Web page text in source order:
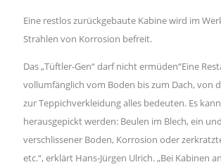
Eine restlos zurückgebaute Kabine wird im
Strahlen von Korrosion befreit.
Das „Tüftler-Gen“ darf nicht ermüden“Eine
vollumfänglich vom Boden bis zum Dach, von
zur Teppichverkleidung alles bedeuten. Es
herausgepickt werden: Beulen im Blech, ein
verschlissener Boden, Korrosion oder
etc.“, erklärt Hans-Jürgen Ulrich. „Bei Kabinen